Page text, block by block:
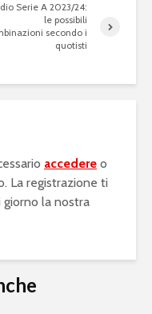
Serie A 2023/24:
le possibili
secondo i
quotisti
accedere o
La registrazione ti
la nostra